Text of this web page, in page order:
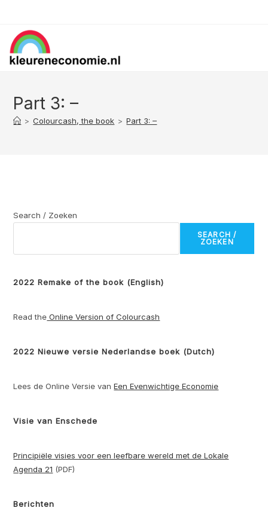
content
Part 3: –
> Colourcash, the book > Part 3: –
Search / Zoeken
SEARCH /
ZOEKEN
2022 Remake of the book (English)
Read the Online Version of Colourcash
2022 Nieuwe versie Nederlandse boek (Dutch)
Lees de Online Versie vanEen Evenwichtige Economie
Visie van Enschede
Principiële visies voor een leefbare wereld met de Lokale
Agenda 21 (PDF)
Berichten